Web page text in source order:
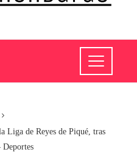
Liga de Reyes de Piqué, tras